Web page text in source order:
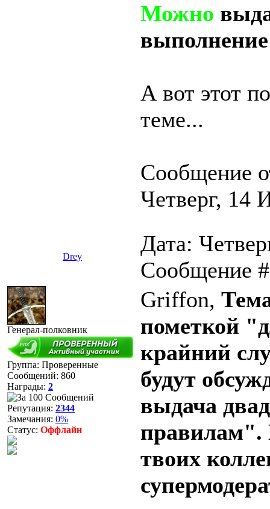
Можно
А вот этот
теме...
Сообщение
Четверг, 14
Drey
Дата:
Сообщение
Генерал-полковник
Группа: Проверенные
Сообщений: 860
Награды: 2
Репутация: 2344
Замечания: 0%
Статус: Оффлайн
Griffon,
пометкой
крайний
будут
выдача
правилам".
твоих